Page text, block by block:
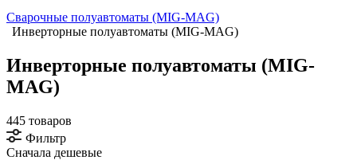
Сварочные полуавтоматы (MIG-MAG)
Инверторные полуавтоматы (MIG-MAG)
Инверторные полуавтоматы (MIG-
MAG)
445 товаров
Фильтр
Сначала дешевые